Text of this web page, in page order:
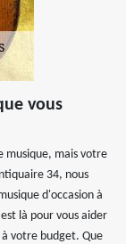
vous
musique, mais votre
34, nous
d'occasion à
là pour vous aider
votre budget. Que